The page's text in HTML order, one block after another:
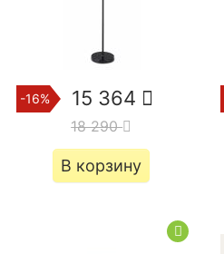
-16% 15 364
18 290
В корзину